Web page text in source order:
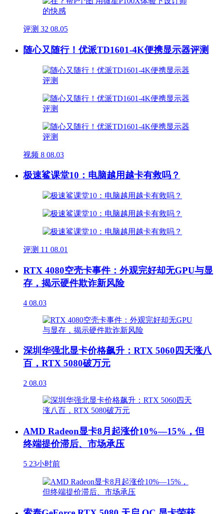
评测 32 08.05
随心又随行！优派TD1601-4K便携显示器评测
视频 8 08.03
极速鲨课堂10：电脑越用越卡有救吗？
评测 11 08.01
RTX 4080空壳卡事件：外观完好却无GPU与显
存，揭示硬件欺诈新风险
4 08.03
深圳华强北显卡价格飙升：RTX 5060四天涨八
百，RTX 5080破万元
2 08.03
AMD Radeon显卡8月起涨价10%—15%，但
终端提价滞后、市场承压
5 23小时前